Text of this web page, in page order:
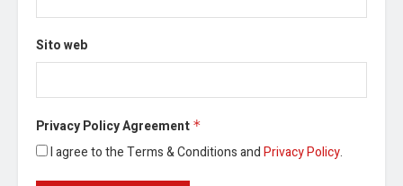
Sito web
Privacy Policy Agreement *
I agree to the Terms & Conditions andPrivacy Policy.